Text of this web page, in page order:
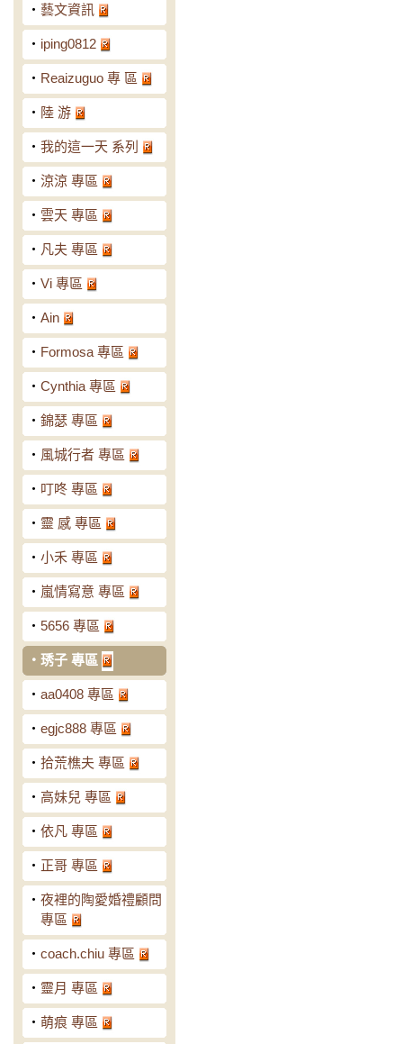
‧ 藝文資訊
‧ iping0812
‧ Reaizuguo 專 區
‧ 陸 游
‧ 我的這一天 系列
‧ 涼涼 專區
‧ 雲天 專區
‧ 凡夫 專區
‧ Vi 專區
‧ Ain
‧ Formosa 專區
‧ Cynthia 專區
‧ 錦瑟 專區
‧ 風城行者 專區
‧ 叮咚 專區
‧ 靈 感 專區
‧ 小禾 專區
‧ 嵐情寫意 專區
‧ 5656 專區
‧ 琇子 專區
‧ aa0408 專區
‧ egjc888 專區
‧ 拾荒樵夫 專區
‧ 高妹兒 專區
‧ 依凡 專區
‧ 正哥 專區
‧ 夜裡的陶愛婚禮顧問
專區
‧ coach.chiu 專區
‧ 靈月 專區
‧ 萌痕 專區